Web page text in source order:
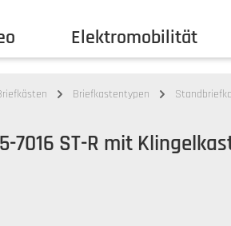
Elektromobilität
Briefkastentypen
ST-R mit